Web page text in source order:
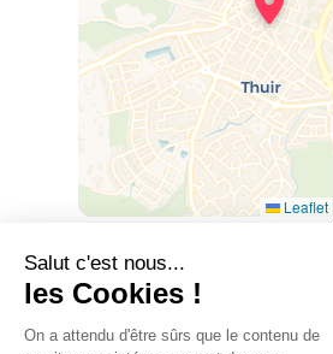
Leaflet
66300 THUIR